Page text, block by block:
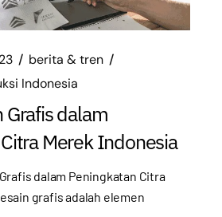
berita & tren
Indonesia
Grafis dalam
Merek Indonesia
dalam Peningkatan Citra
grafis adalah elemen